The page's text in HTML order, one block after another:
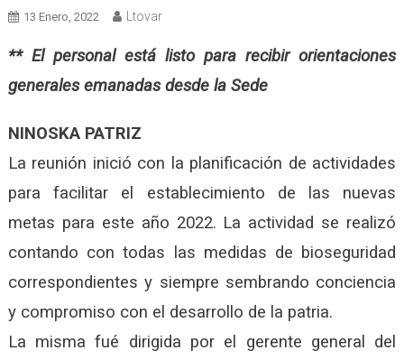
13 Enero, 2022 Ltovar
** El personal está listo para recibir orientaciones
generales emanadas desde la Sede
NINOSKA PATRIZ
La reunión inició con la planificación de actividades
para facilitar el establecimiento de las nuevas
metas para este año 2022. La actividad se realizó
contando con todas las medidas de bioseguridad
correspondientes y siempre sembrando conciencia
y compromiso con el desarrollo de la patria.
La misma fué dirigida por el gerente general del